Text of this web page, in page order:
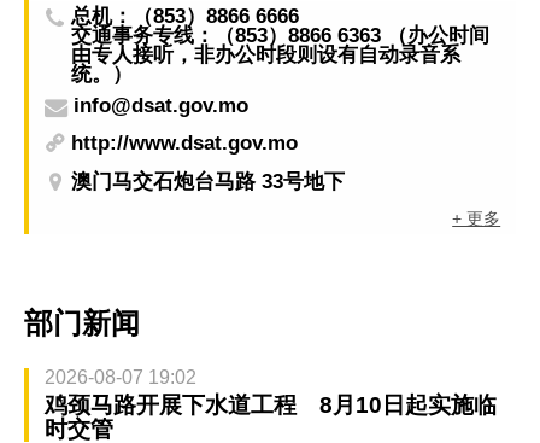
总机：（853）8866 6666
交通事务专线：（853）8866 6363 （办公时间
由专人接听，非办公时段则设有自动录音系
统。）
info@dsat.gov.mo
http://www.dsat.gov.mo
澳门马交石炮台马路 33号地下
+ 更多
部门新闻
2026-08-07 19:02
鸡颈马路开展下水道工程 8月10日起实施临
时交管